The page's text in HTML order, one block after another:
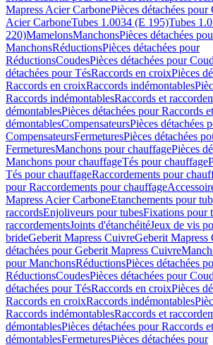
Mapress Acier CarbonePièces détachées
Acier CarboneTubes 1.0034 (E 195)Tubes
220)MamelonsManchonsPièces détachées
ManchonsRéductionsPièces détachées pour
RéductionsCoudesPièces détachées pour
détachées pour TésRaccords en croixPièces
Raccords en croixRaccords indémontables
Raccords indémontablesRaccords et
démontablesPièces détachées pour Raccords
démontablesCompensateursPièces détachées
CompensateursFermeturesPièces détachées
FermeturesManchons pour chauffagePièces
Manchons pour chauffageTés pour chauffage
Tés pour chauffageRaccordements pour
pour Raccordements pour chauffage
Mapress Acier CarboneEtanchements pour
raccordsEnjoliveurs pour tubesFixations pour
raccordementsJoints d'étanchéitéJeux de vis
brideGeberit Mapress CuivreGeberit Mapress
détachées pour Geberit Mapress Cuivre
pour ManchonsRéductionsPièces détachées
RéductionsCoudesPièces détachées pour
détachées pour TésRaccords en croixPièces
Raccords en croixRaccords indémontables
Raccords indémontablesRaccords et
démontablesPièces détachées pour Raccords
démontablesFermeturesPièces détachées pour